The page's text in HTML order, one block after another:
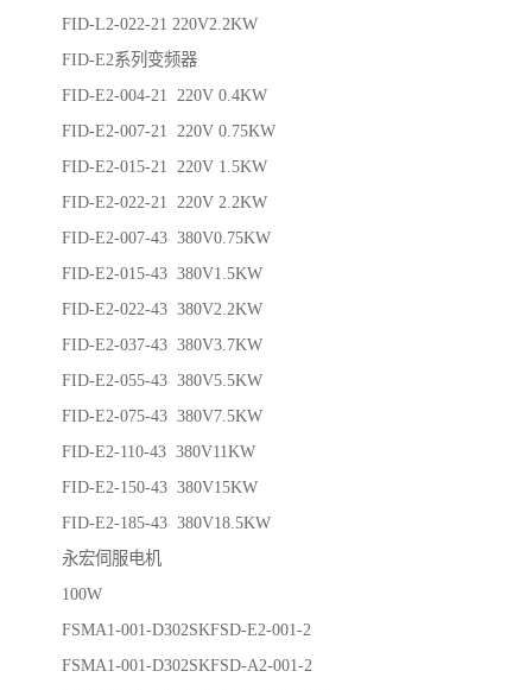
FID-L2-022-21 220V2.2KW
FID-E2系列变频器
FID-E2-004-21 220V 0.4KW
FID-E2-007-21 220V 0.75KW
FID-E2-015-21 220V 1.5KW
FID-E2-022-21 220V 2.2KW
FID-E2-007-43 380V0.75KW
FID-E2-015-43 380V1.5KW
FID-E2-022-43 380V2.2KW
FID-E2-037-43 380V3.7KW
FID-E2-055-43 380V5.5KW
FID-E2-075-43 380V7.5KW
FID-E2-110-43 380V11KW
FID-E2-150-43 380V15KW
FID-E2-185-43 380V18.5KW
永宏伺服电机
100W
FSMA1-001-D302SKFSD-E2-001-2
FSMA1-001-D302SKFSD-A2-001-2